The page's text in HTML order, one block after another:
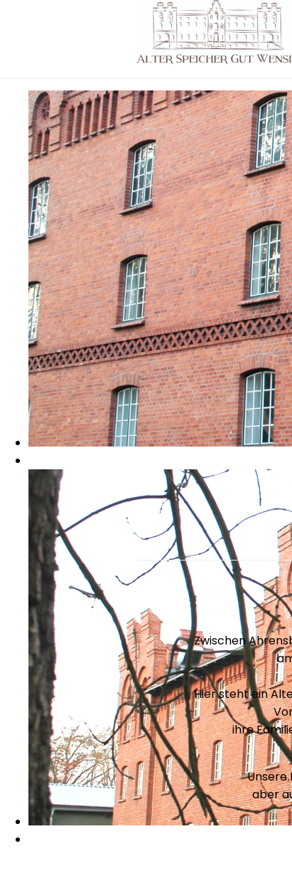
Zwischen
Hier steht ein
ihre
Unsere
aber